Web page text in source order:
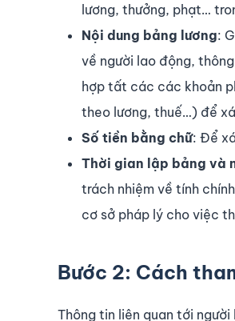
lương, thưởng, phạt…
Nội dung bảng lương:
về người lao động,
hợp tất các các khoản
theo lương, thuế…) để
Số tiền bằng chữ: Để
Thời gian lập bảng và
trách nhiệm về tính
cơ sở pháp lý cho việc
Bước 2: Cách
Thông tin liên quan tới